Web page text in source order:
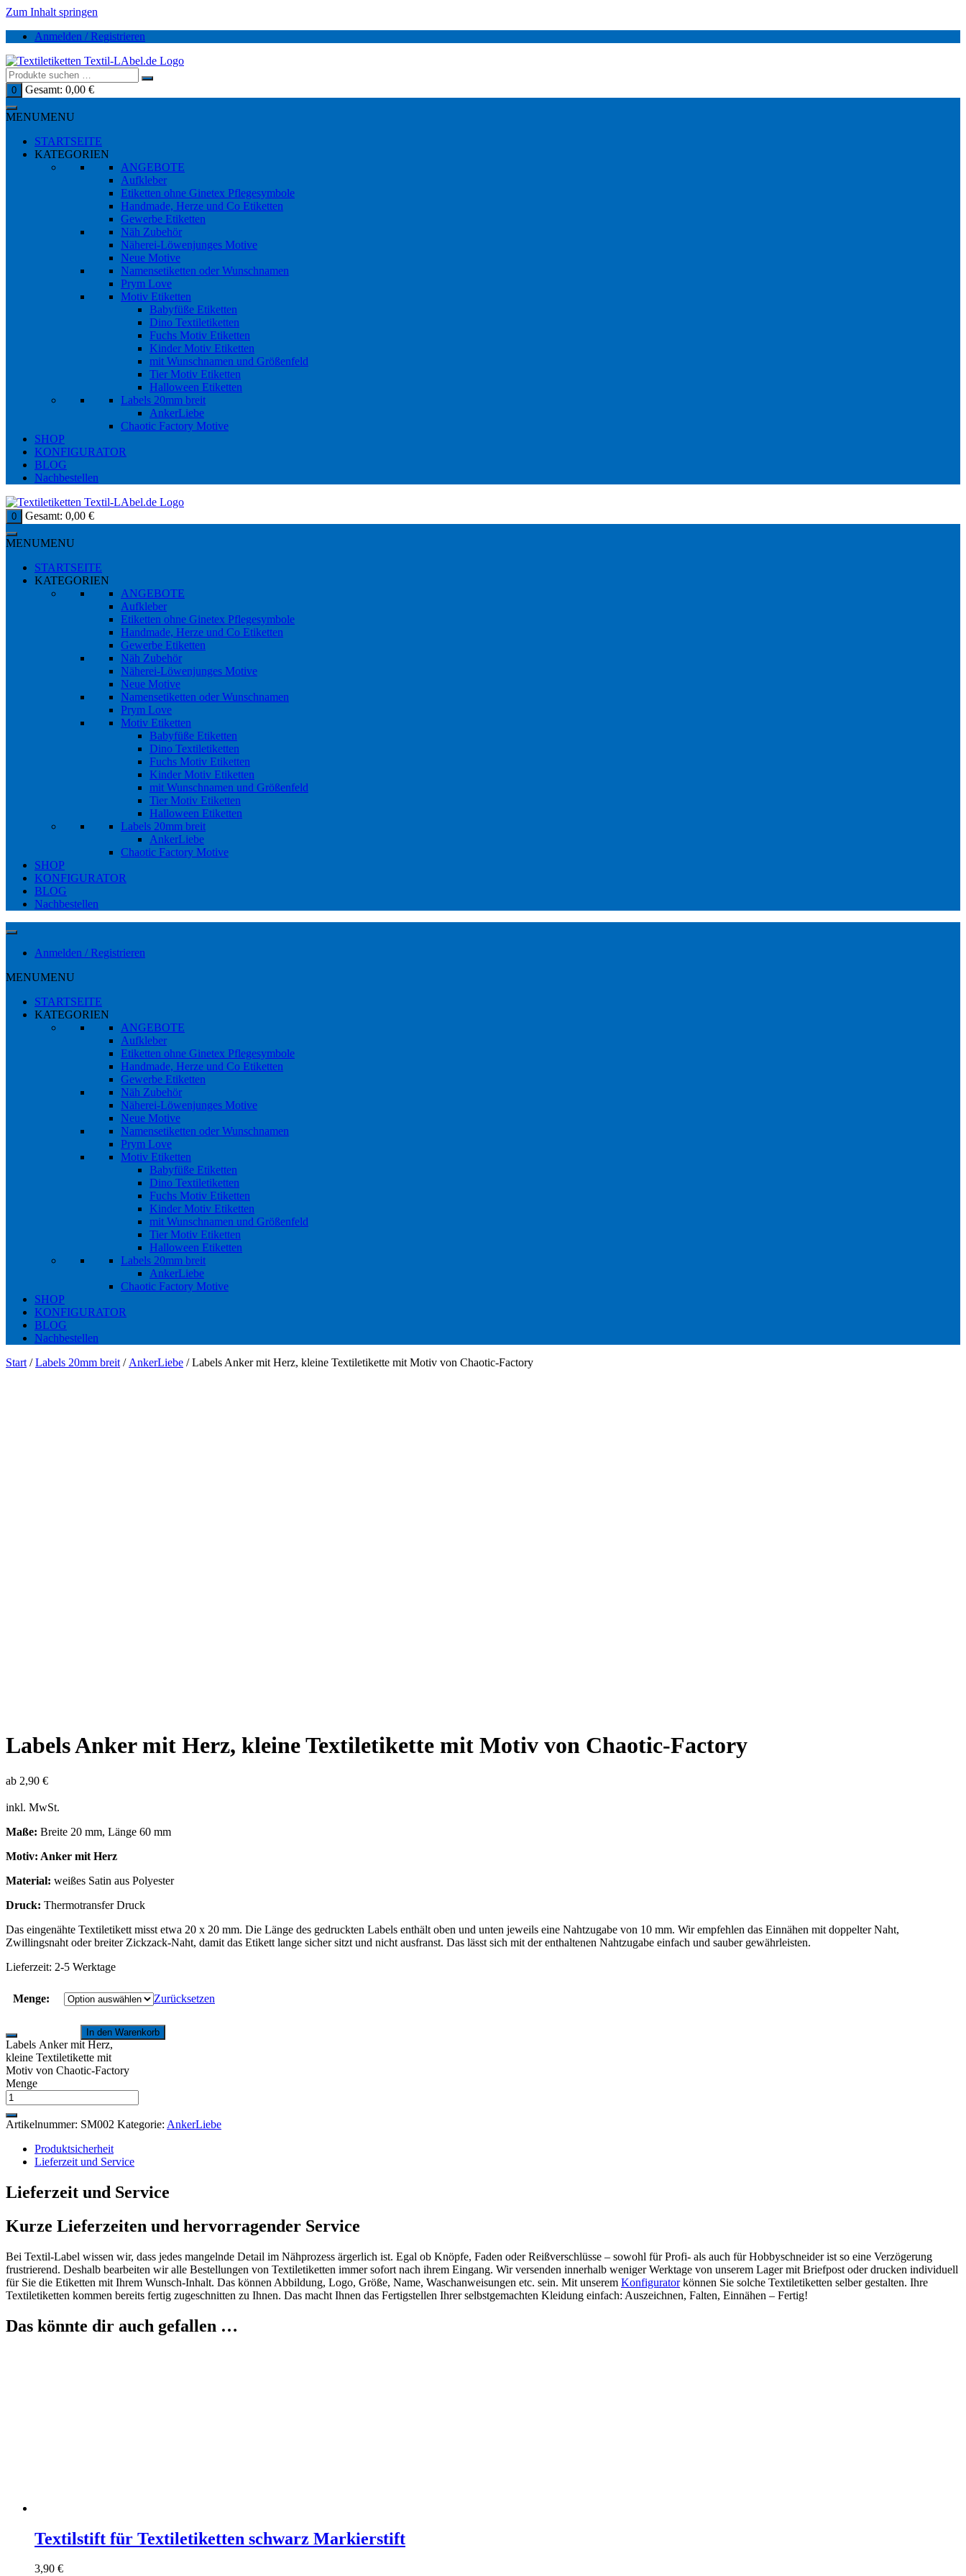
Zum Inhalt springen
Anmelden / Registrieren
0 Gesamt: 0,00 €
MENUMENU
STARTSEITE
KATEGORIEN
ANGEBOTE
Aufkleber
Etiketten ohne Ginetex Pflegesymbole
Handmade, Herze und Co Etiketten
Gewerbe Etiketten
Näh Zubehör
Näherei-Löwenjunges Motive
Neue Motive
Namensetiketten oder Wunschnamen
Prym Love
Motiv Etiketten
Babyfüße Etiketten
Dino Textiletiketten
Fuchs Motiv Etiketten
Kinder Motiv Etiketten
mit Wunschnamen und Größenfeld
Tier Motiv Etiketten
Halloween Etiketten
Labels 20mm breit
AnkerLiebe
Chaotic Factory Motive
SHOP
KONFIGURATOR
BLOG
Nachbestellen
0 Gesamt: 0,00 €
MENUMENU
STARTSEITE
KATEGORIEN
ANGEBOTE
Aufkleber
Etiketten ohne Ginetex Pflegesymbole
Handmade, Herze und Co Etiketten
Gewerbe Etiketten
Näh Zubehör
Näherei-Löwenjunges Motive
Neue Motive
Namensetiketten oder Wunschnamen
Prym Love
Motiv Etiketten
Babyfüße Etiketten
Dino Textiletiketten
Fuchs Motiv Etiketten
Kinder Motiv Etiketten
mit Wunschnamen und Größenfeld
Tier Motiv Etiketten
Halloween Etiketten
Labels 20mm breit
AnkerLiebe
Chaotic Factory Motive
SHOP
KONFIGURATOR
BLOG
Nachbestellen
Anmelden / Registrieren
MENUMENU
STARTSEITE
KATEGORIEN
ANGEBOTE
Aufkleber
Etiketten ohne Ginetex Pflegesymbole
Handmade, Herze und Co Etiketten
Gewerbe Etiketten
Näh Zubehör
Näherei-Löwenjunges Motive
Neue Motive
Namensetiketten oder Wunschnamen
Prym Love
Motiv Etiketten
Babyfüße Etiketten
Dino Textiletiketten
Fuchs Motiv Etiketten
Kinder Motiv Etiketten
mit Wunschnamen und Größenfeld
Tier Motiv Etiketten
Halloween Etiketten
Labels 20mm breit
AnkerLiebe
Chaotic Factory Motive
SHOP
KONFIGURATOR
BLOG
Nachbestellen
Start /Labels 20mm breit / AnkerLiebe / Labels Anker mit Herz, kleine Textiletikette mit Motiv von Chaotic-Factory
Labels Anker mit Herz, kleine Textiletikette mit Motiv von Chaotic-Factory
ab 2,90 €
inkl. MwSt.
Maße: Breite 20 mm, Länge 60 mm
Motiv: Anker mit Herz
Material: weißes Satin aus Polyester
Druck: Thermotransfer Druck
Das eingenähte Textiletikett misst etwa 20 x 20 mm. Die Länge des gedruckten Labels enthält oben und unten jeweils eine Nahtzugabe von 10 mm. Wir empfehlen das Einnähen mit doppelter Naht,
Zwillingsnaht oder breiter Zickzack-Naht, damit das Etikett lange sicher sitzt und nicht ausfranst. Das lässt sich mit der enthaltenen Nahtzugabe einfach und sauber gewährleisten.
Lieferzeit: 2-5 Werktage
Menge: Zurücksetzen
Labels Anker mit Herz,
kleine Textiletikette mit
Motiv von Chaotic-Factory
Menge
In den Warenkorb
Artikelnummer: SM002 Kategorie: AnkerLiebe
Produktsicherheit
Lieferzeit und Service
Lieferzeit und Service
Kurze Lieferzeiten und hervorragender Service
Bei Textil-Label wissen wir, dass jedes mangelnde Detail im Nähprozess ärgerlich ist. Egal ob Knöpfe, Faden oder Reißverschlüsse – sowohl für Profi- als auch für Hobbyschneider ist so eine Verzögerung
frustrierend. Deshalb bearbeiten wir alle Bestellungen von Textiletiketten immer sofort nach ihrem Eingang. Wir versenden innerhalb weniger Werktage von unserem Lager mit Briefpost oder drucken individuell
für Sie die Etiketten mit Ihrem Wunsch-Inhalt. Das können Abbildung, Logo, Größe, Name, Waschanweisungen etc. sein. Mit unserem Konfiguratorkönnen Sie solche Textiletiketten selber gestalten. Ihre
Textiletiketten kommen bereits fertig zugeschnitten zu Ihnen. Das macht Ihnen das Fertigstellen Ihrer selbstgemachten Kleidung einfach: Auszeichnen, Falten, Einnähen – Fertig!
Das könnte dir auch gefallen …
Textilstift für Textiletiketten schwarz Markierstift
3,90 €